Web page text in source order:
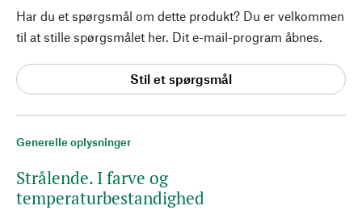
Generelle oplysninger
Strålende. I farve og
temperaturbestandighed
Har du et spørgsmål om dette produkt? Du er velkommen
til at stille spørgsmålet her. Dit e-mail-program åbnes.
Stil et spørgsmål